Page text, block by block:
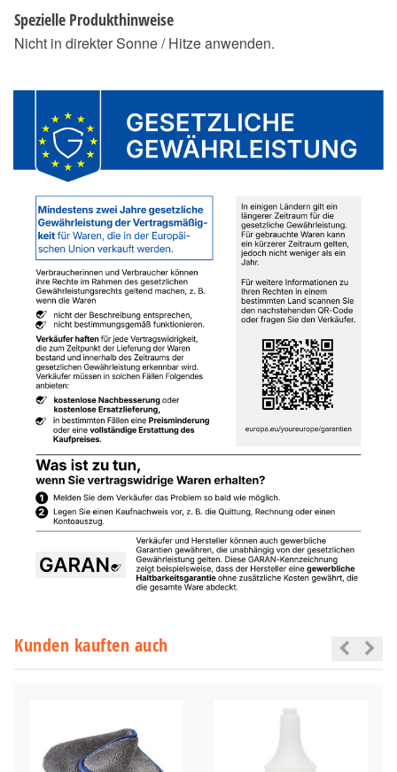
Spezielle Produkthinweise
Nicht in direkter Sonne / Hitze anwenden.
Kunden kauften auch